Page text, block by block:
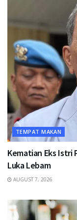
TEMPAT MAKAN
Kematian Eks Istri
Luka Lebam
AUGUST 7, 2026